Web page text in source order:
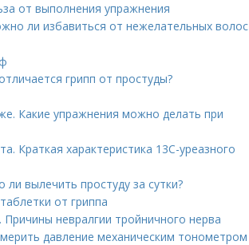
от выполнения упражнения
ли избавиться от нежелательных волос
грипп от простуды?
Какие упражнения можно делать при
Краткая характеристика 13С-уреазного
вылечить простуду за сутки?
от гриппа
невралгии тройничного нерва
давление механическим тонометром